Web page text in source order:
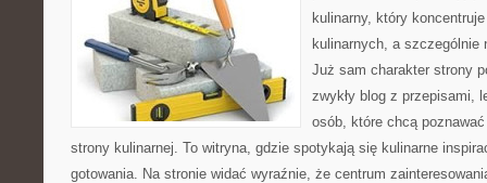
kulinarny, który
kulinarnych, a
Już sam charakter strony
zwykły blog z przepisami,
osób, które chcą
strony kulinarnej. To witryna, gdzie spotykają się kulinarne
gotowania. Na stronie widać wyraźnie, że centrum